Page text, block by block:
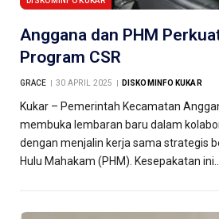
Anggana dan PHM
Program CSR
GRACE 30 APRIL 2025 DISKOMINFO KUKAR
Kukar – Pemerintah Kecamatan
membuka lembaran baru dalam
dengan menjalin kerja sama strategis
Hulu Mahakam (PHM). Kesepakatan ini…